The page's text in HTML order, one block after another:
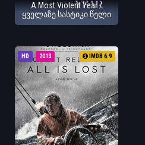
A Most Violent Year /
ყველაზე სასტიკი წელი
HD 2013 IMDB 6.9